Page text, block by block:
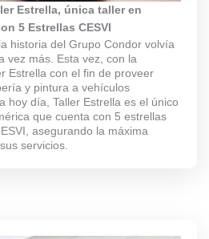
Estrella, única taller en
5 Estrellas CESVI
historia del Grupo Condor volvía
vez más. Esta vez, con la
Estrella con el fin de proveer
y pintura a vehículos
hoy día, Taller Estrella es el único
que cuenta con 5 estrellas
asegurando la máxima
servicios.